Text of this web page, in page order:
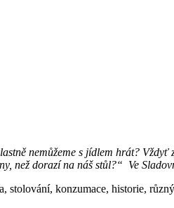
nemůžeme s jídlem hrát? Vždyť
než dorazí na náš stůl?“ Ve
konzumace, historie,